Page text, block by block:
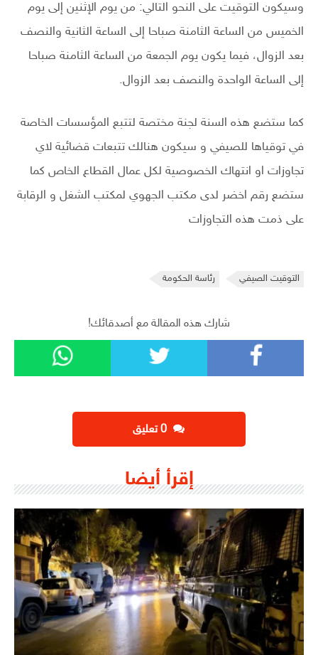
وسيكون التوقيت على النحو التالي: من يوم الإثنين إلى يوم
الخميس من الساعة الثامنة صباحا إلى الساعة الثانية والنصف
بعد الزوال، فيما يكون يوم الجمعة من الساعة الثامنة صباحا
إلى الساعة الواحدة والنصف بعد الزوال.
كما ستضع هذه السنة لجنة مختصة لتتبع المؤسسات الخاصة
في توقياها للصيفي و سيكون هنالك تتبعات قضائية لاي
تجاوزات او انتهاك الخصوصية لكل عمال القطاع الخاص كما
ستضع رقم اخضر لدى مكتب الجهوي لمكتب الشغل و الرقابة
على ذمت هذه التجاوزات
التوقيت الصيفي رئاسة الحكومة
شارك هذه المقالة مع أصدقائك!
إقرأ أيضا